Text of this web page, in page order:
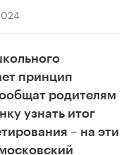
принцип
родителям
узнать итог
– на эти